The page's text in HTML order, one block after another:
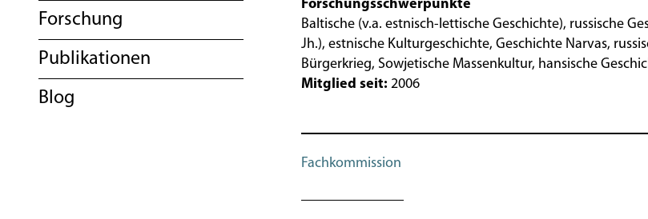
Forschung
Publikationen
Blog
Forschungsschwerpunkte
Baltische (v.a. estnisch-lettische Geschichte), russische
Jh.), estnische Kulturgeschichte, Geschichte Narvas,
Bürgerkrieg, Sowjetische Massenkultur, hansische
Mitglied seit: 2006
Fachkommission